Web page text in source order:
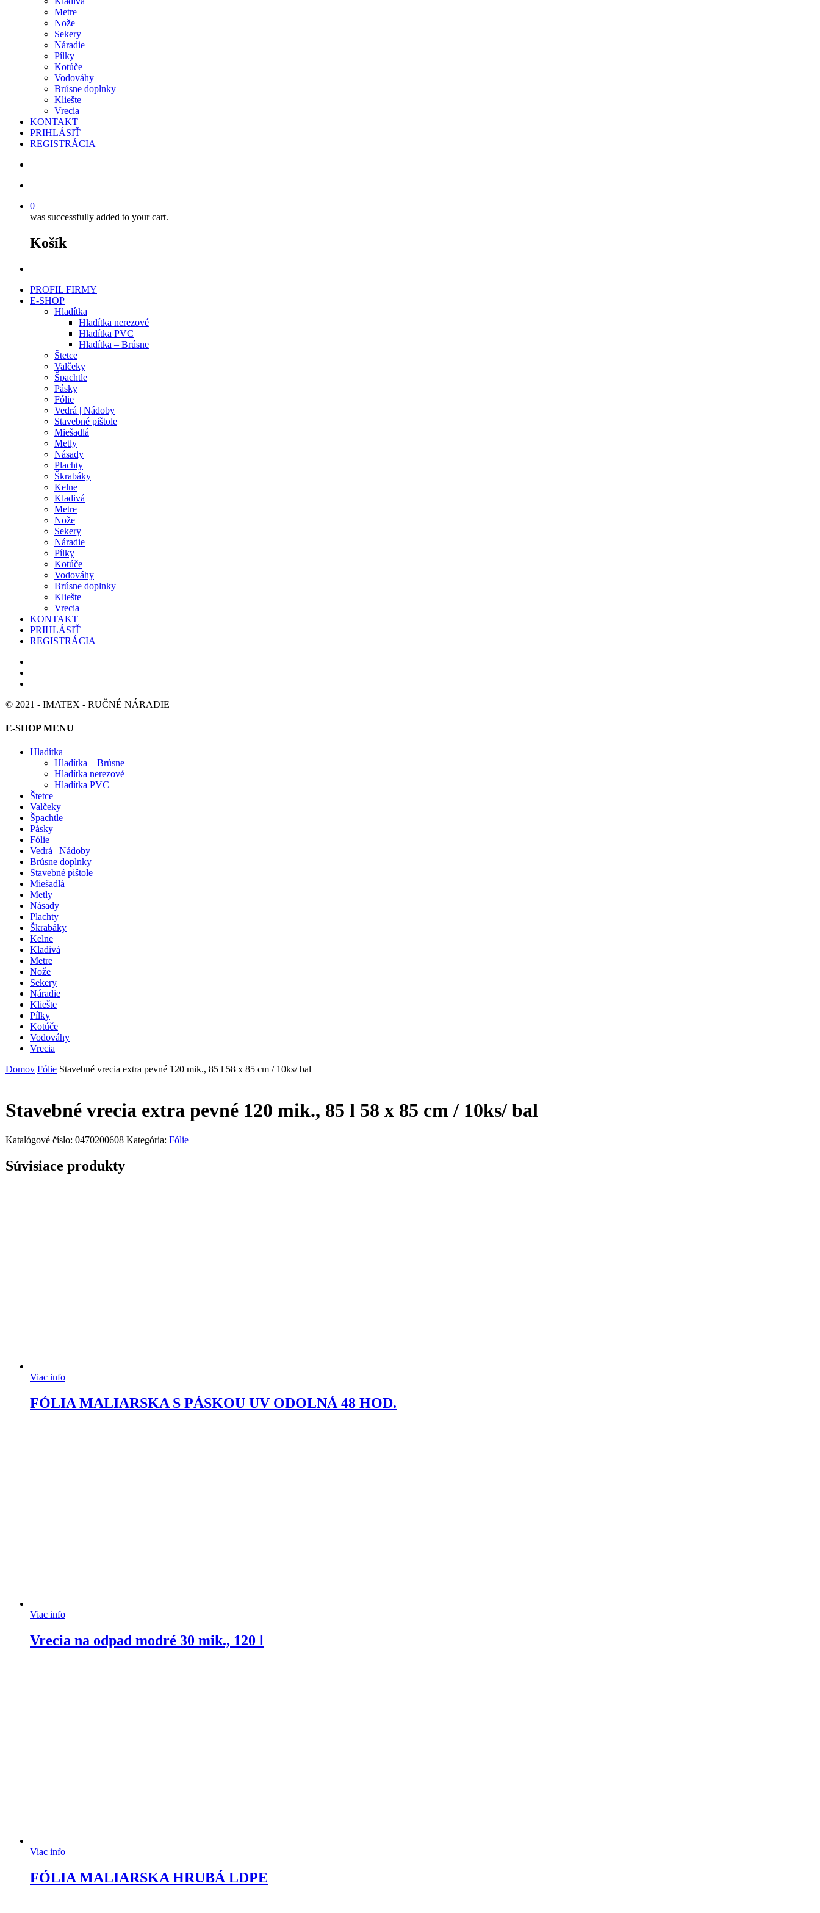
Metre
Nože
Sekery
Náradie
Pílky
Kotúče
Vodováhy
Brúsne doplnky
Kliešte
Vrecia
KONTAKT
PRIHLÁSIŤ
REGISTRÁCIA
0
was successfully added to your cart.
Košík
PROFIL FIRMY
E-SHOP
Hladítka
Hladítka nerezové
Hladítka PVC
Hladítka – Brúsne
Štetce
Valčeky
Špachtle
Pásky
Fólie
Vedrá | Nádoby
Stavebné pištole
Miešadlá
Metly
Násady
Plachty
Škrabáky
Kelne
Kladivá
Metre
Nože
Sekery
Náradie
Pílky
Kotúče
Vodováhy
Brúsne doplnky
Kliešte
Vrecia
KONTAKT
PRIHLÁSIŤ
REGISTRÁCIA
© 2021 - IMATEX - RUČNÉ NÁRADIE
E-SHOP MENU
Hladítka
Hladítka – Brúsne
Hladítka nerezové
Hladítka PVC
Štetce
Valčeky
Špachtle
Pásky
Fólie
Vedrá | Nádoby
Brúsne doplnky
Stavebné pištole
Miešadlá
Metly
Násady
Plachty
Škrabáky
Kelne
Kladivá
Metre
Nože
Sekery
Náradie
Kliešte
Pílky
Kotúče
Vodováhy
Vrecia
Domov Fólie Stavebné vrecia extra pevné 120 mik., 85 l 58 x 85 cm / 10ks/ bal
Stavebné vrecia extra pevné 120 mik., 85 l 58 x 85 cm / 10ks/ bal
Katalógové číslo: 0470200608 Kategória: Fólie
Súvisiace produkty
Viac info
FÓLIA MALIARSKA S PÁSKOU UV ODOLNÁ 48 HOD.
Viac info
Vrecia na odpad modré 30 mik., 120 l
Viac info
FÓLIA MALIARSKA HRUBÁ LDPE